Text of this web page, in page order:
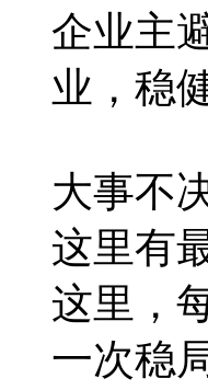
企业主
业，稳
大事不
这里有
这里，
一次稳